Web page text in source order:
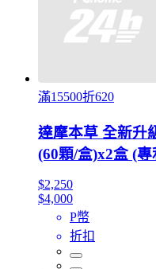
滿15500折620
達摩本草 全新升
(60顆/盒)x2盒 (
$2,250
$4,000
P幣
折扣